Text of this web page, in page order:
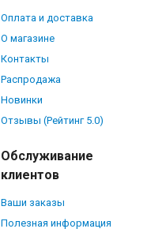
Оплата и доставка
О магазине
Контакты
Распродажа
Новинки
Отзывы (Рейтинг 5.0)
Обслуживание
клиентов
Ваши заказы
Полезная информация